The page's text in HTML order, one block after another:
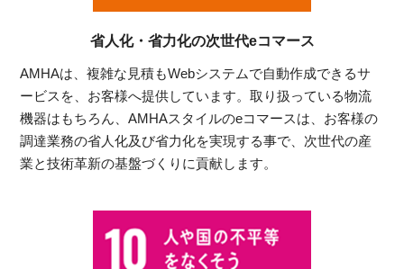
省人化・省力化の次世代eコマース
AMHAは、複雑な見積もWebシステムで自動作成できるサ
ービスを、お客様へ提供しています。取り扱っている物流
機器はもちろん、AMHAスタイルのeコマースは、お客様の
調達業務の省人化及び省力化を実現する事で、次世代の産
業と技術革新の基盤づくりに貢献します。